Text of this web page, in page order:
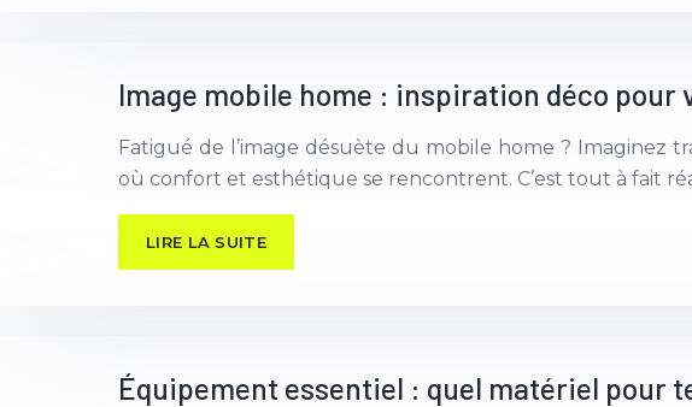
Image mobile home : inspiration déco pour
Fatigué de l’image désuète du mobile home ? Imaginez
où confort et esthétique se rencontrent. C’est tout à fait
LIRE LA SUITE
Équipement essentiel : quel matériel pour